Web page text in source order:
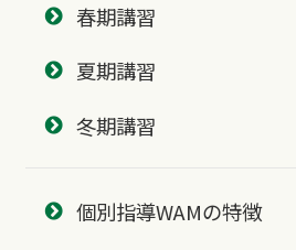
春期講習
夏期講習
冬期講習
個別指導WAMの特徴